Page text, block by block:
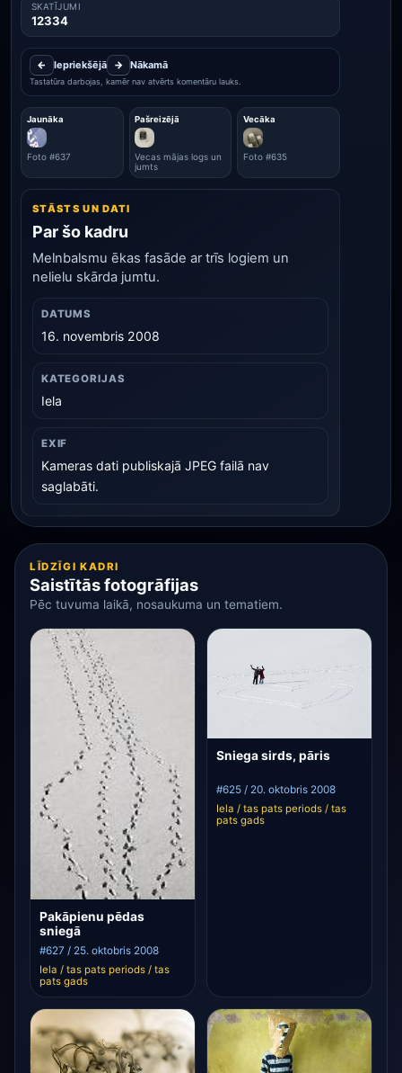
SKATĪJUMI
12334
← Iepriekšējā → Nākamā
Tastatūra darbojas, kamēr nav atvērts komentāru lauks.
Jaunāka
Foto #637
Pašreizējā
Vecas mājas logs un
jumts
Vecāka
Foto #635
STĀSTS UN DATI
Par šo kadru
Melnbalsmu ēkas fasāde ar trīs logiem un
nelielu skārda jumtu.
DATUMS
16. novembris 2008
KATEGORIJAS
Iela
EXIF
Kameras dati publiskajā JPEG failā nav
saglabāti.
LĪDZĪGI KADRI
Saistītās fotogrāfijas
Pēc tuvuma laikā, nosaukuma un tematiem.
Pakāpienu pēdas
sniegā
#627 / 25. oktobris 2008
Iela / tas pats periods / tas
pats gads
Sniega sirds, pāris
#625 / 20. oktobris 2008
Iela / tas pats periods / tas
pats gads